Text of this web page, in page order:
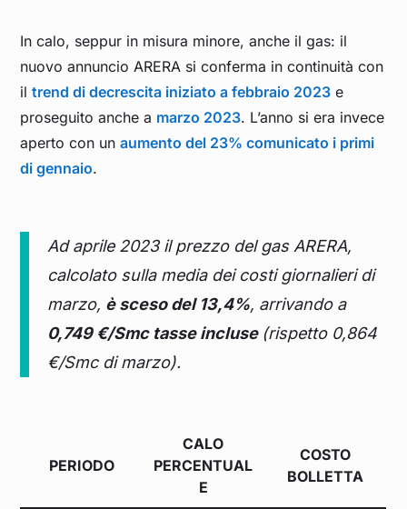
In calo, seppur in misura minore, anche il gas: il
nuovo annuncio ARERA si conferma in continuità con
iltrend di decrescita iniziato a febbraio 2023 e
proseguito anche a marzo 2023. L’anno si era invece
aperto con unaumento del 23% comunicato i primi
di gennaio.
Ad aprile 2023 il prezzo del gas ARERA,
calcolato sulla media dei costi giornalieri di
marzo, è sceso del 13,4%, arrivando a
0,749€/Smc tasse incluse (rispetto 0,864
€/Smc di marzo).
PERIODO
CALO
PERCENTUAL
E
COSTO
BOLLETTA